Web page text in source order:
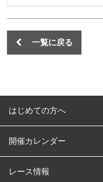
一覧に戻る
はじめての方へ
はじめての方へ
開催カレンダー
競輪
レース情報